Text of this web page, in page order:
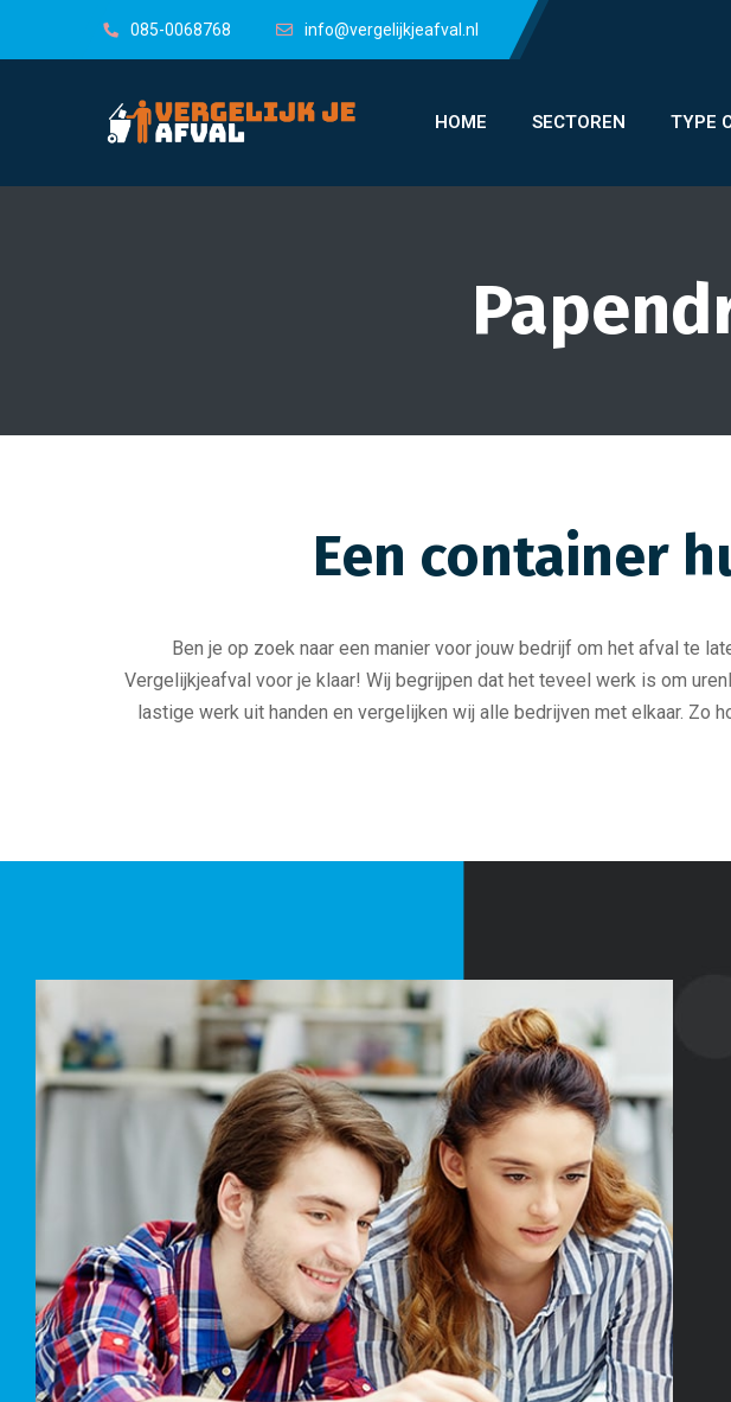
085-0068768 info@vergelijkjeafval.nl
HOME SECTOREN TYPE
Een container
Ben je op zoek naar een manier voor jouw bedrijf om het afval te
Vergelijkjeafval voor je klaar! Wij begrijpen dat het teveel werk is om
lastige werk uit handen en vergelijken wij alle bedrijven met elkaar. Zo